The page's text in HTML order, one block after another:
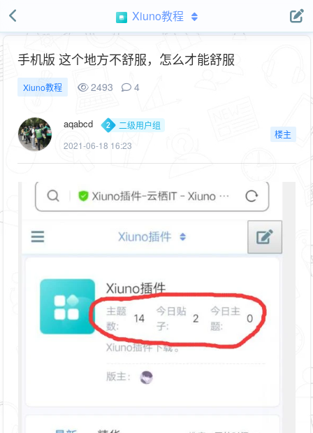
Xiuno教程
手机版 这个地方不舒服，怎么才能舒服
Xiuno教程 2493 4
aqabcd
二级用户组
2021-06-18 16:23
楼主